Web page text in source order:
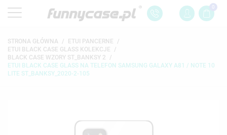
0
STRONA GŁÓWNA
ETUI PANCERNE
ETUI BLACK CASE GLASS KOLEKCJE
BLACK CASE WZORY ST_BANKSY 2
ETUI BLACK CASE GLASS NA TELEFON SAMSUNG GALAXY A81 / NOTE 10
LITE ST_BANKSY_2020-2-105